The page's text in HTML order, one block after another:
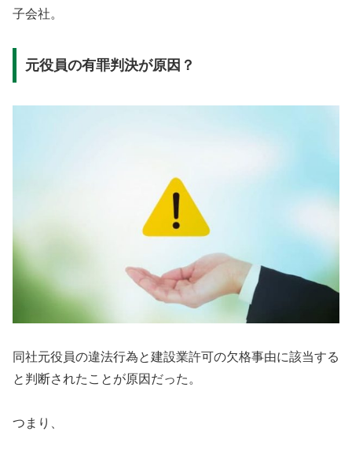
子会社。
元役員の有罪判決が原因？
同社元役員の違法行為と建設業許可の欠格事由に該当する
と判断されたことが原因だった。
つまり、